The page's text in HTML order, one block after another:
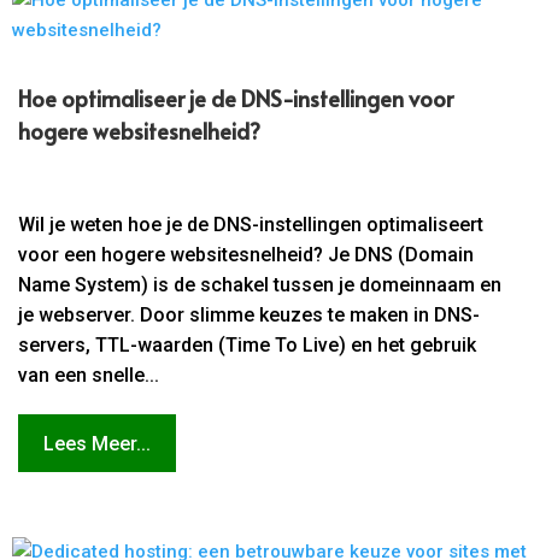
Hoe optimaliseer je de DNS-instellingen voor
hogere websitesnelheid?
Wil je weten hoe je de DNS-instellingen optimaliseert
voor een hogere websitesnelheid? Je DNS (Domain
Name System) is de schakel tussen je domeinnaam en
je webserver. Door slimme keuzes te maken in DNS-
servers, TTL-waarden (Time To Live) en het gebruik
van een snelle...
Lees Meer...